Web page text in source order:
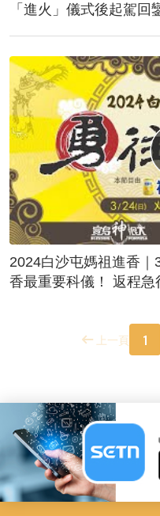
「進火」儀式後起駕回
2024白沙屯媽祖進香
香最重要科儀！ 返程急
上一頁 1